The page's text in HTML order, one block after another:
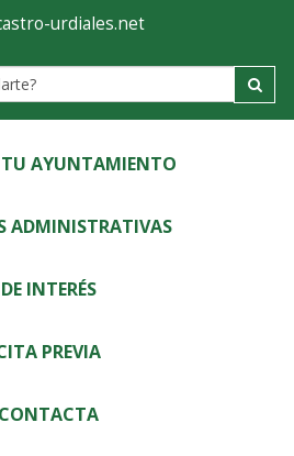
urdiales.net
Label
AYUNTAMIENTO
ADMINISTRATIVAS
DE INTERÉS
PREVIA
CONTACTA